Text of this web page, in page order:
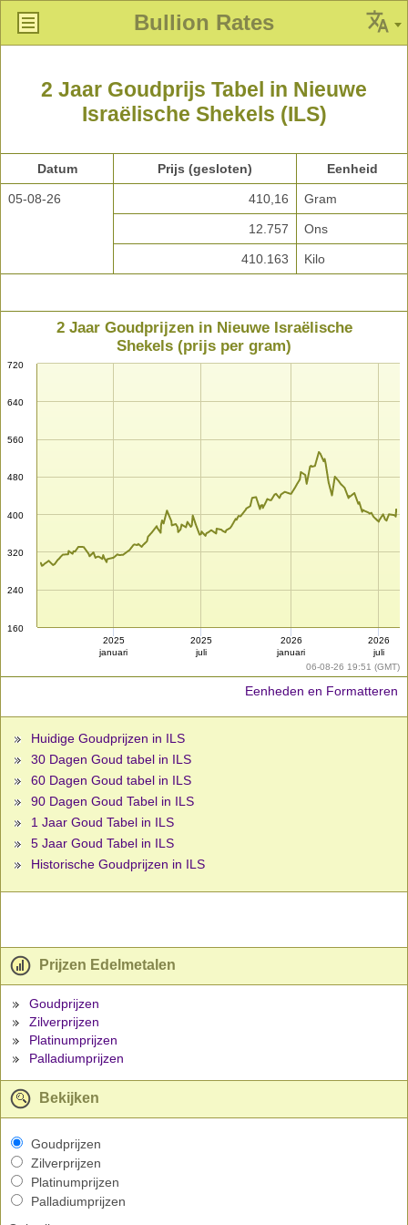
Bullion Rates
2 Jaar Goudprijs Tabel in Nieuwe
Israëlische Shekels (ILS)
Datum Prijs (gesloten) Eenheid
05-08-26 410,16 Gram
12.757 Ons
410.163 Kilo
06-08-26 19:51 (GMT)
2 Jaar Goudprijzen in Nieuwe Israëlische
Shekels (prijs per gram)
160
240
320
400
480
560
640
720
2025
januari
2025
juli
2026
januari
2026
juli
Eenheden en Formatteren
Huidige Goudprijzen in ILS
30 Dagen Goud tabel in ILS
60 Dagen Goud tabel in ILS
90 Dagen Goud Tabel in ILS
1 Jaar Goud Tabel in ILS
5 Jaar Goud Tabel in ILS
Historische Goudprijzen in ILS
Prijzen Edelmetalen
Goudprijzen
Zilverprijzen
Platinumprijzen
Palladiumprijzen
Bekijken
Goudprijzen
Zilverprijzen
Platinumprijzen
Palladiumprijzen